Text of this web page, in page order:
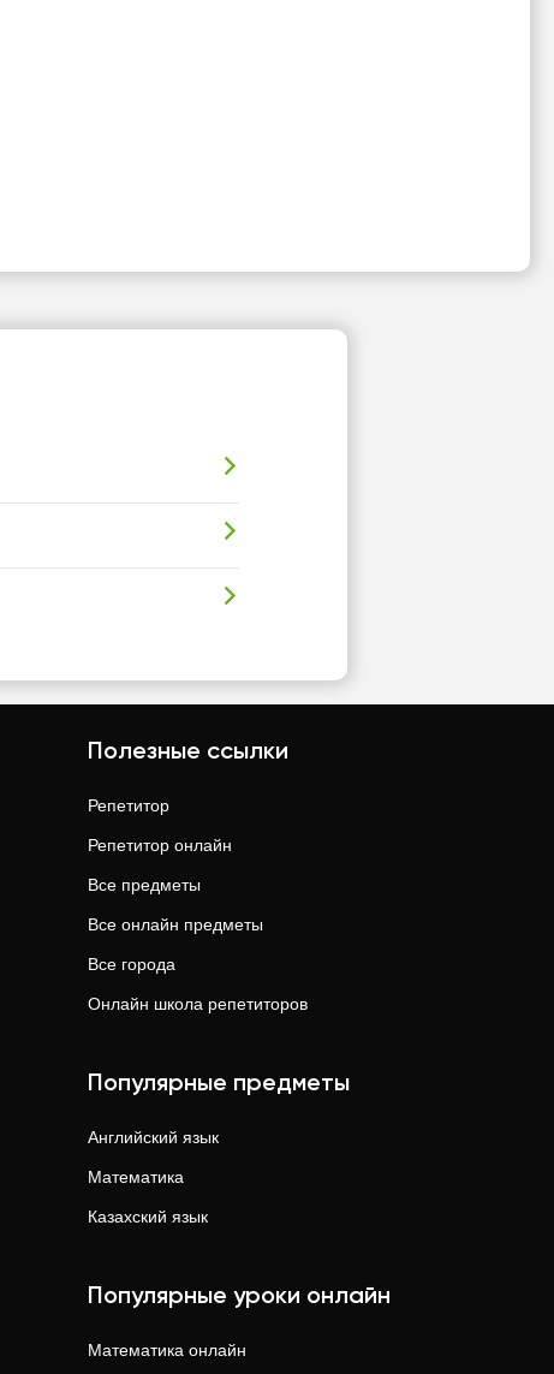
Полезные ссылки
Репетитор
Репетитор онлайн
Все предметы
Все онлайн предметы
Все города
Онлайн школа репетиторов
Популярные предметы
Английский язык
Математика
Казахский язык
Популярные уроки онлайн
Математика онлайн